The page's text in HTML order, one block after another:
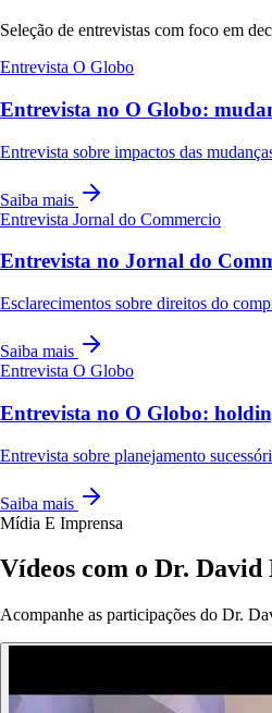
Seleção de entrevistas com foco em
Entrevista O Globo
Entrevista no O Globo:
Entrevista sobre impactos das
Saiba mais
Entrevista Jornal do Commercio
Entrevista no Jornal do
Esclarecimentos sobre direitos do
Saiba mais
Entrevista O Globo
Entrevista no O Globo:
Entrevista sobre planejamento
Saiba mais
Mídia E Imprensa
Vídeos com o Dr.
Acompanhe as participações do Dr.